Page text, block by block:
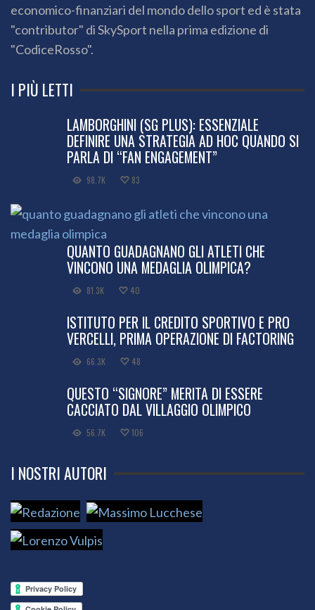
economico-finanziari del mondo dello sport ed è stata
"contributor" di SkySport nella prima edizione di
"CodiceRosso".
I PIÙ LETTI
LAMBORGHINI (SG PLUS): ESSENZIALE
DEFINIRE UNA STRATEGIA AD HOC QUANDO SI
PARLA DI “FAN ENGAGEMENT”
98.7K 83
QUANTO GUADAGNANO GLI ATLETI CHE
VINCONO UNA MEDAGLIA OLIMPICA?
81.3K 40
ISTITUTO PER IL CREDITO SPORTIVO E PRO
VERCELLI, PRIMA OPERAZIONE DI FACTORING
66.3K 48
QUESTO “SIGNORE” MERITA DI ESSERE
CACCIATO DAL VILLAGGIO OLIMPICO
56.7K 106
I NOSTRI AUTORI